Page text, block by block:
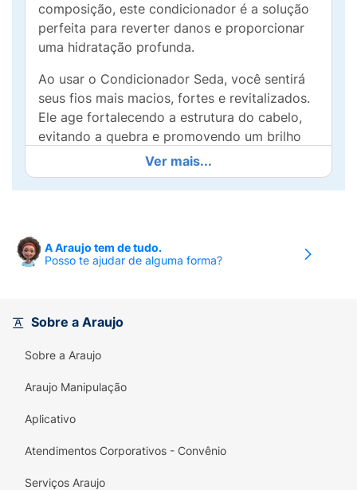
composição, este condicionador é a solução
perfeita para reverter danos e proporcionar
uma hidratação profunda.
Ao usar o Condicionador Seda, você sentirá
seus fios mais macios, fortes e revitalizados.
Ele age fortalecendo a estrutura do cabelo,
evitando a quebra e promovendo um brilho
radiante. Ideal para todos os tipos de cabelo,
proporciona um desembaraço fácil e uma
sensação de leveza que você vai adorar.
condicionador e sinta a transformação em
seus cabelos. Invista em saúde e beleza
vitalidade que você deseja nunca foi tão
Ver mais...
A Araujo tem de tudo.
Posso te ajudar de alguma forma?
Sobre a Araujo
Sobre a Araujo
Araujo Manipulação
Aplicativo
Atendimentos Corporativos - Convênio
Serviços Araujo